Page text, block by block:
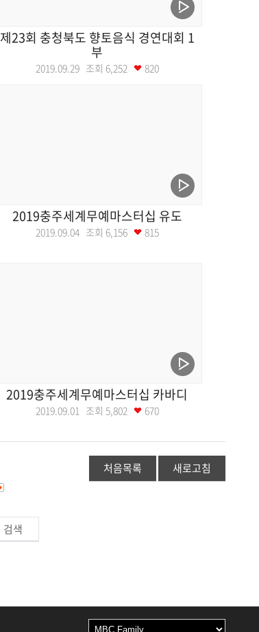
제23회 충청북도 향토음식 경연대회 1
부
2019.09.29 조회 6,252 820
2019충주세계무예마스터십 유도
2019.09.04 조회 6,156 815
2019충주세계무예마스터십 카바디
2019.09.01 조회 5,802 670
처음목록 새로고침